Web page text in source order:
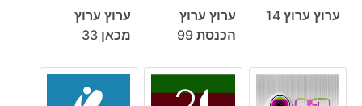
ערוץ ערוץ 14
ערוץ ערוץ
הכנסת 99
ערוץ ערוץ
מכאן 33